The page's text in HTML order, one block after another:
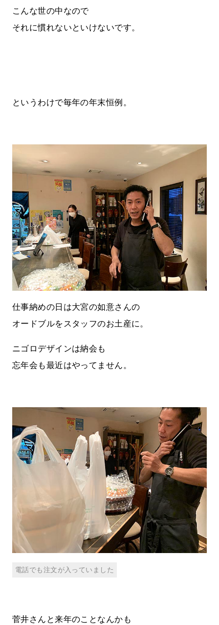
こんな世の中なので
それに慣れないといけないです。
というわけで毎年の年末恒例。
仕事納めの日は大宮の如意さんの
オードブルをスタッフのお土産に。
ニゴロデザインは納会も
忘年会も最近はやってません。
電話でも注文が入っていました
菅井さんと来年のことなんかも